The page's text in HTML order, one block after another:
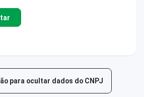
para ocultar dados do CNPJ